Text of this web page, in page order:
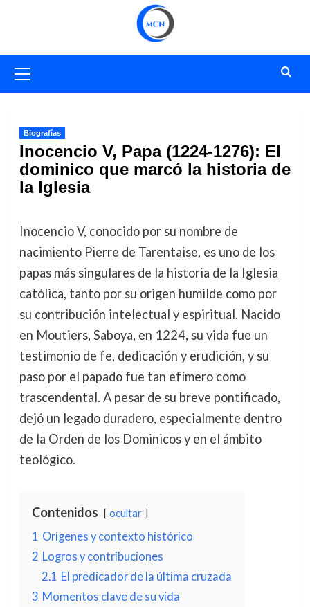
primario
Biografías
Inocencio V, Papa (1224-1276): El
dominico que marcó la historia de
la Iglesia
Inocencio V, conocido por su nombre de
nacimiento Pierre de Tarentaise, es uno de los
papas más singulares de la historia de la Iglesia
católica, tanto por su origen humilde como por
su contribución intelectual y espiritual. Nacido
en Moutiers, Saboya, en 1224, su vida fue un
testimonio de fe, dedicación y erudición, y su
paso por el papado fue tan efímero como
trascendental. A pesar de su breve pontificado,
dejó un legado duradero, especialmente dentro
de la Orden de los Dominicos y en el ámbito
teológico.
Contenidos ocultar
1 Orígenes y contexto histórico
2 Logros y contribuciones
2.1 El predicador de la última cruzada
3 Momentos clave de su vida